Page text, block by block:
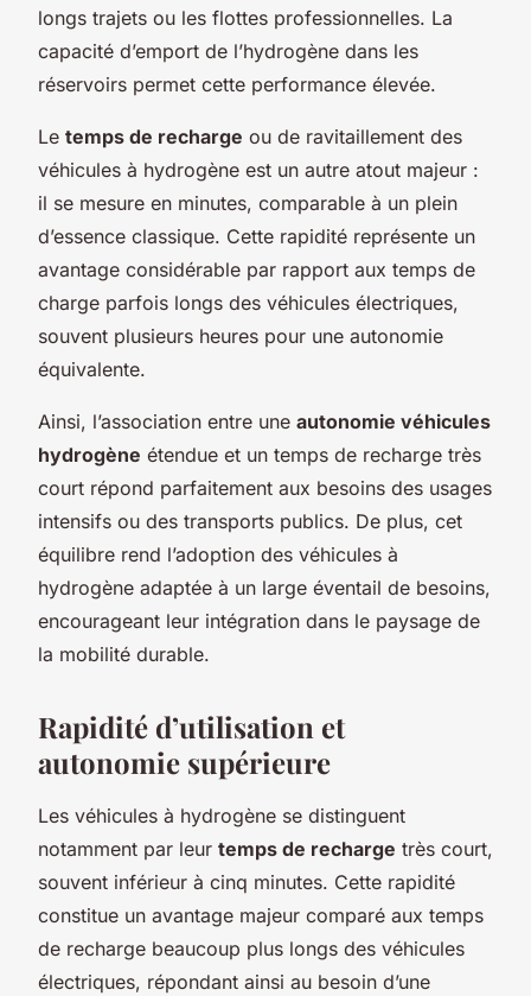
longs trajets ou les flottes professionnelles. La
capacité d’emport de l’hydrogène dans les
réservoirs permet cette performance élevée.
Le temps de recharge ou de ravitaillement des
véhicules à hydrogène est un autre atout majeur :
il se mesure en minutes, comparable à un plein
d’essence classique. Cette rapidité représente un
avantage considérable par rapport aux temps de
charge parfois longs des véhicules électriques,
souvent plusieurs heures pour une autonomie
équivalente.
Ainsi, l’association entre une autonomie véhicules
hydrogène étendue et un temps de recharge très
court répond parfaitement aux besoins des usages
intensifs ou des transports publics. De plus, cet
équilibre rend l’adoption des véhicules à
hydrogène adaptée à un large éventail de besoins,
encourageant leur intégration dans le paysage de
la mobilité durable.
Rapidité d’utilisation et
autonomie supérieure
Les véhicules à hydrogène se distinguent
notamment par leur temps de recharge très court,
souvent inférieur à cinq minutes. Cette rapidité
constitue un avantage majeur comparé aux temps
de recharge beaucoup plus longs des véhicules
électriques, répondant ainsi au besoin d’une